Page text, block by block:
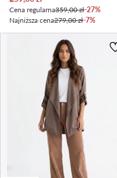
Cena regularna359,00 zł-27%
Najniższa cena279,00 zł-7%